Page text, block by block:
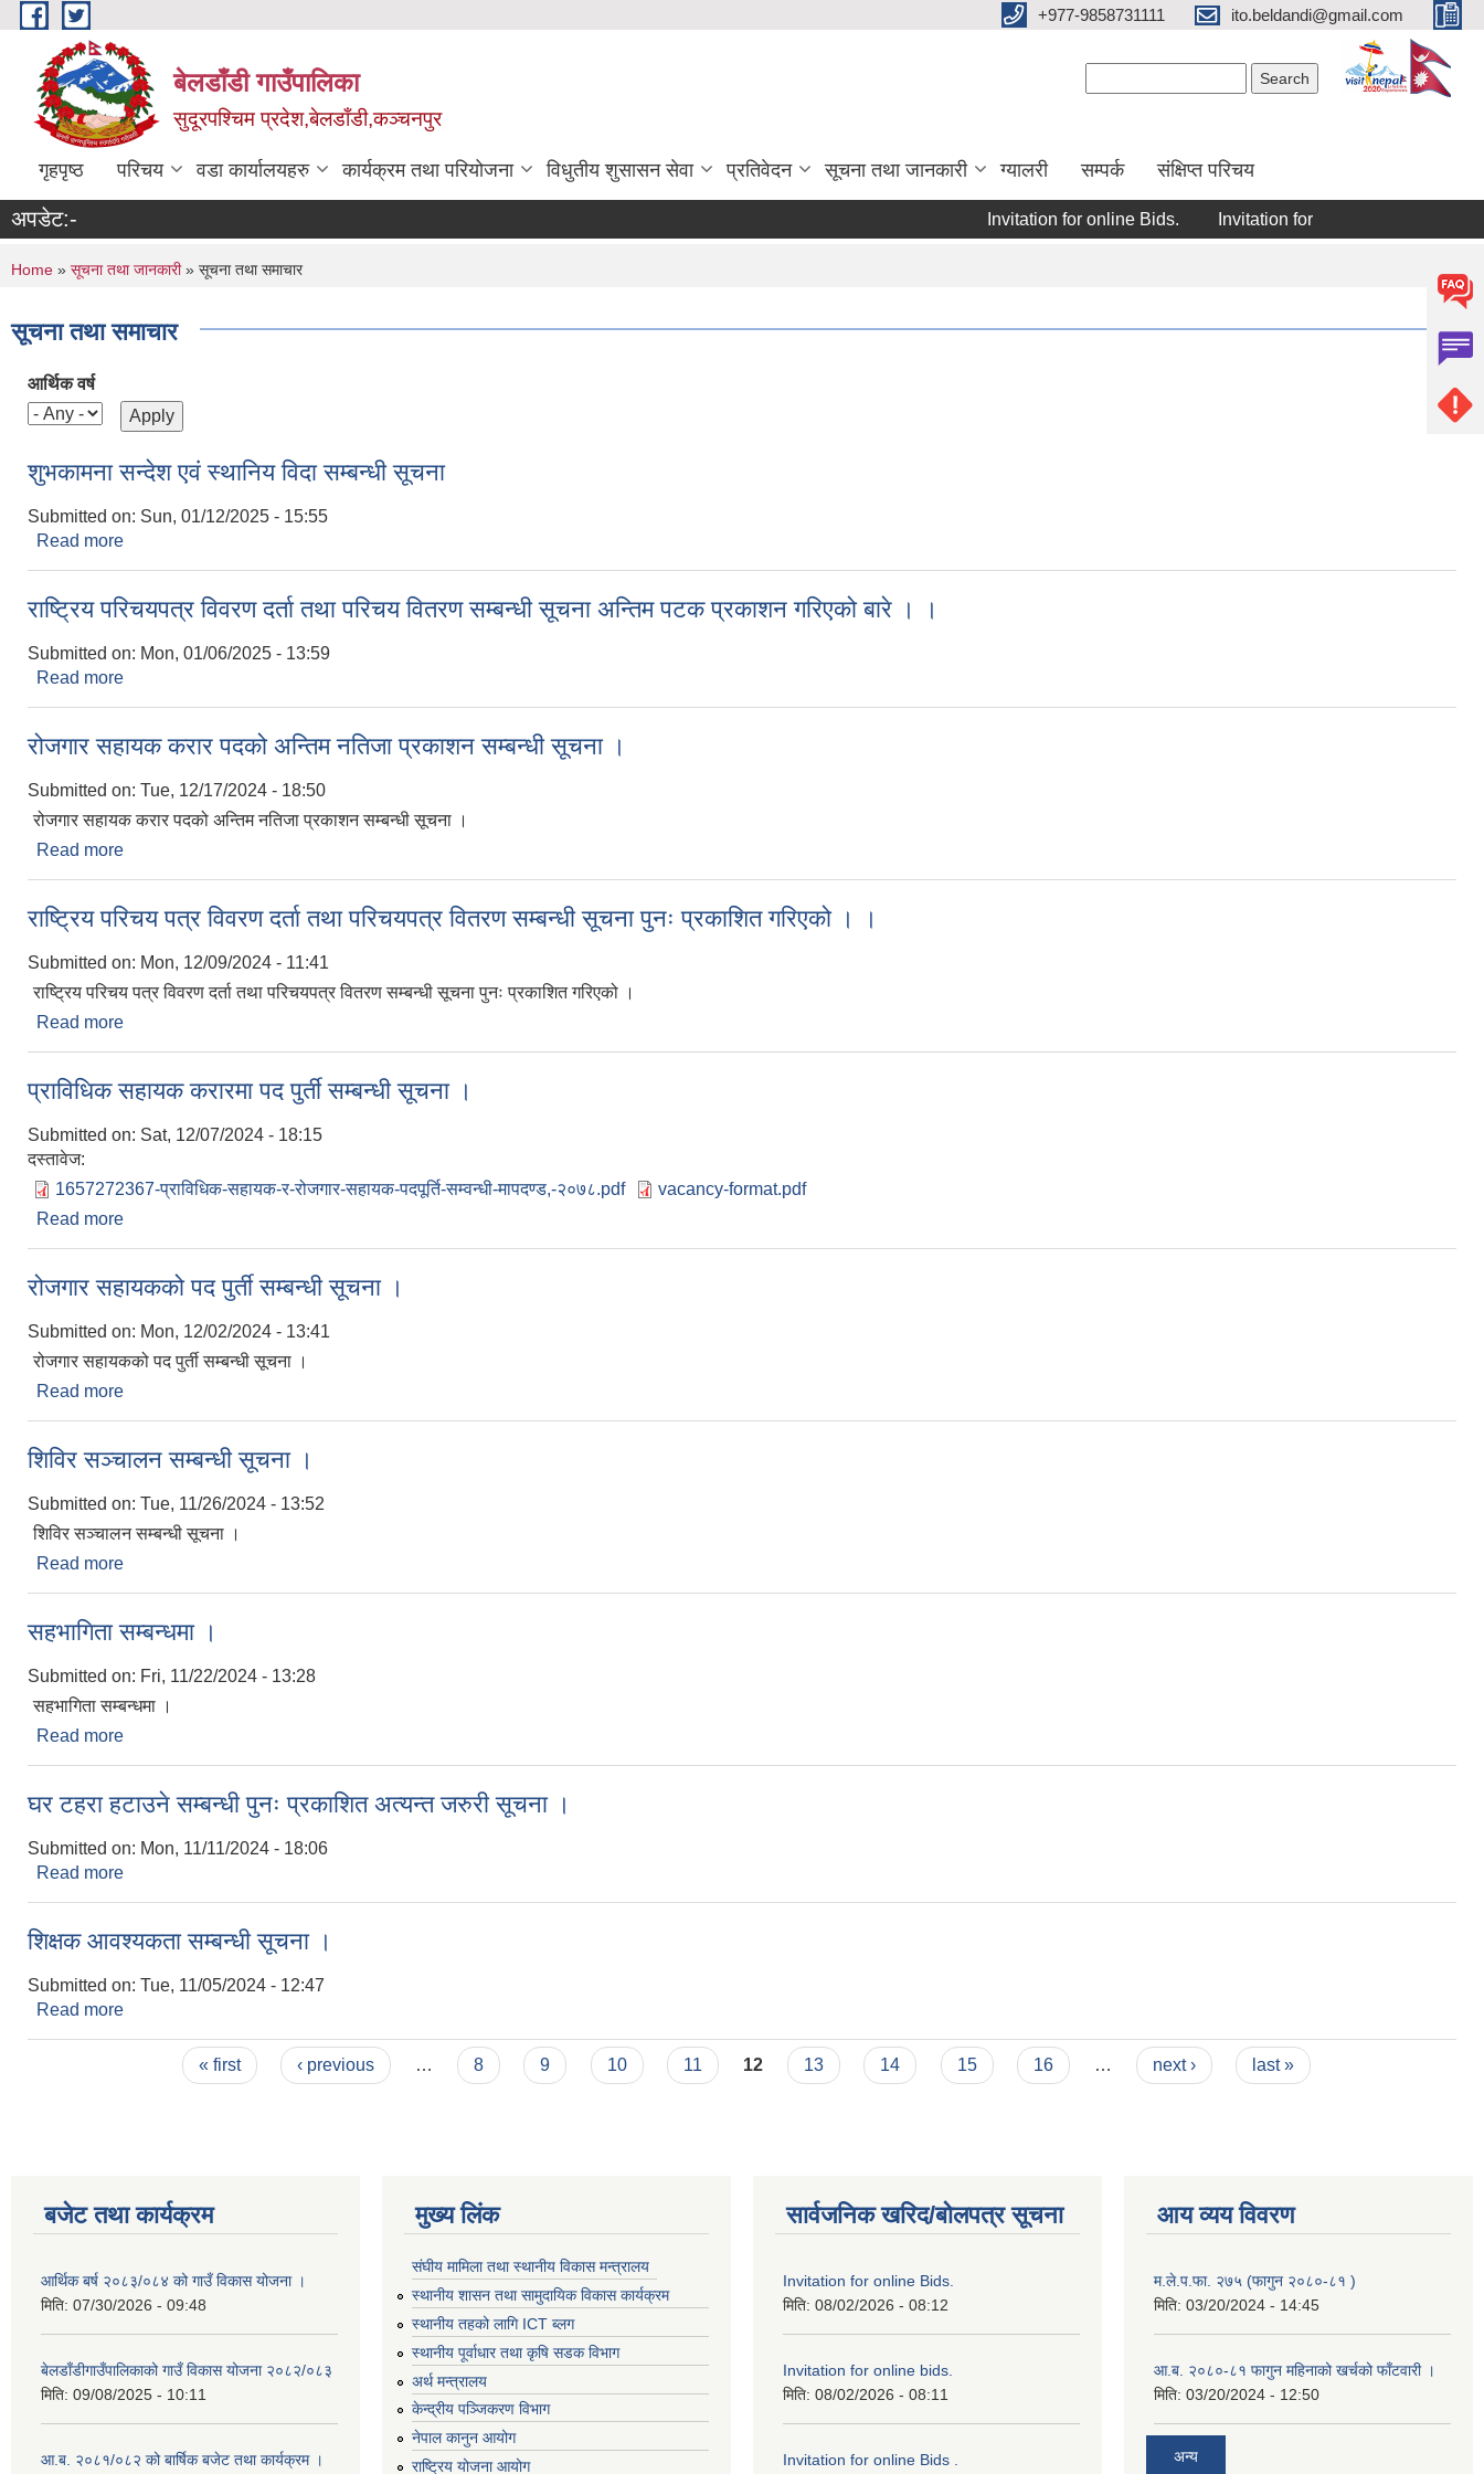
Skip to main content +977-9858731111 ito.beldandi@gmail.com
बेलडाँडी गाउँपालिका
सुदूरपश्चिम प्रदेश,बेलडाँडी,कञ्चनपुर
गृहपृष्ठ परिचय वडा कार्यालयहरु कार्यक्रम तथा परियोजना विधुतीय शुसासन सेवा प्रतिवेदन सूचना तथा जानकारी ग्यालरी सम्पर्क संक्षिप्त परिचय
अपडेट:- Invitation for online Bids. Invitation for online bids.
You are here
Home » सूचना तथा जानकारी» सूचना तथा समाचार
सूचना तथा समाचार
आर्थिक वर्ष
शुभकामना सन्देश एवं स्थानिय विदा सम्बन्धी सूचना
Submitted on: Sun, 01/12/2025 - 15:55
Read more
राष्ट्रिय परिचयपत्र विवरण दर्ता तथा परिचय वितरण सम्बन्धी सूचना अन्तिम पटक प्रकाशन गरिएको बारे । ।
Submitted on: Mon, 01/06/2025 - 13:59
Read more
रोजगार सहायक करार पदको अन्तिम नतिजा प्रकाशन सम्बन्धी सूचना ।
Submitted on: Tue, 12/17/2024 - 18:50
रोजगार सहायक करार पदको अन्तिम नतिजा प्रकाशन सम्बन्धी सूचना ।
Read more
राष्ट्रिय परिचय पत्र विवरण दर्ता तथा परिचयपत्र वितरण सम्बन्धी सूचना पुनः प्रकाशित गरिएको । ।
Submitted on: Mon, 12/09/2024 - 11:41
राष्ट्रिय परिचय पत्र विवरण दर्ता तथा परिचयपत्र वितरण सम्बन्धी सूचना पुनः प्रकाशित गरिएको ।
Read more
प्राविधिक सहायक करारमा पद पुर्ती सम्बन्धी सूचना ।
Submitted on: Sat, 12/07/2024 - 18:15
दस्तावेज:
1657272367-प्राविधिक-सहायक-र-रोजगार-सहायक-पदपूर्ति-सम्वन्धी-मापदण्ड,-२०७८.pdf
vacancy-format.pdf
Read more
रोजगार सहायकको पद पुर्ती सम्बन्धी सूचना ।
Submitted on: Mon, 12/02/2024 - 13:41
रोजगार सहायकको पद पुर्ती सम्बन्धी सूचना ।
Read more
शिविर सञ्चालन सम्बन्धी सूचना ।
Submitted on: Tue, 11/26/2024 - 13:52
शिविर सञ्चालन सम्बन्धी सूचना ।
Read more
सहभागिता सम्बन्धमा ।
Submitted on: Fri, 11/22/2024 - 13:28
सहभागिता सम्बन्धमा ।
Read more
घर टहरा हटाउने सम्बन्धी पुनः प्रकाशित अत्यन्त जरुरी सूचना ।
Submitted on: Mon, 11/11/2024 - 18:06
Read more
शिक्षक आवश्यकता सम्बन्धी सूचना ।
Submitted on: Tue, 11/05/2024 - 12:47
Read more
« first ‹ previous … 8 9 10 11 12 13 14 15 16 … next › last »
बजेट तथा कार्यक्रम
आर्थिक बर्ष २०८३/०८४ को गाउँ विकास योजना ।
मिति: 07/30/2026 - 09:48
बेलडाँडीगाउँपालिकाको गाउँ विकास योजना २०८२/०८३
मिति: 09/08/2025 - 10:11
आ.ब. २०८१/०८२ को बार्षिक बजेट तथा कार्यक्रम ।
मुख्य लिंक
संघीय मामिला तथा स्थानीय विकास मन्त्रालय
स्थानीय शासन तथा सामुदायिक विकास कार्यक्रम
स्थानीय तहको लागि ICT ब्लग
स्थानीय पूर्वाधार तथा कृषि सडक विभाग
अर्थ मन्त्रालय
केन्द्रीय पञ्जिकरण विभाग
नेपाल कानुन आयोग
राष्ट्रिय योजना आयोग
सार्वजनिक खरिद/बोलपत्र सूचना
Invitation for online Bids.
मिति: 08/02/2026 - 08:12
Invitation for online bids.
मिति: 08/02/2026 - 08:11
Invitation for online Bids .
आय व्यय विवरण
म.ले.प.फा. २७५ (फागुन २०८०-८१ )
मिति: 03/20/2024 - 14:45
आ.ब. २०८०-८१ फागुन महिनाको खर्चको फाँटवारी ।
मिति: 03/20/2024 - 12:50
अन्य